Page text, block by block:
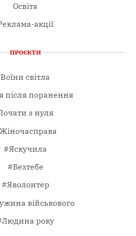
Освіта
акції
ПРОЄКТИ
Воїни світла
після поранення
з нуля
#Яскучила
#Безтебе
#Яволонтер
військового
року